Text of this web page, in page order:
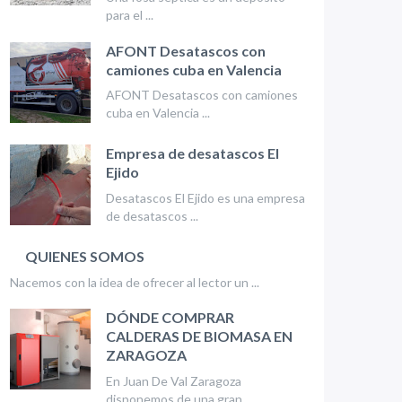
para el ...
AFONT Desatascos con
camiones cuba en Valencia
AFONT Desatascos con camiones
cuba en Valencia ...
Empresa de desatascos El
Ejido
Desatascos El Ejido es una empresa
de desatascos ...
QUIENES SOMOS
Nacemos con la idea de ofrecer al lector un ...
DÓNDE COMPRAR
CALDERAS DE BIOMASA EN
ZARAGOZA
En Juan De Val Zaragoza
disponemos de una gran ...